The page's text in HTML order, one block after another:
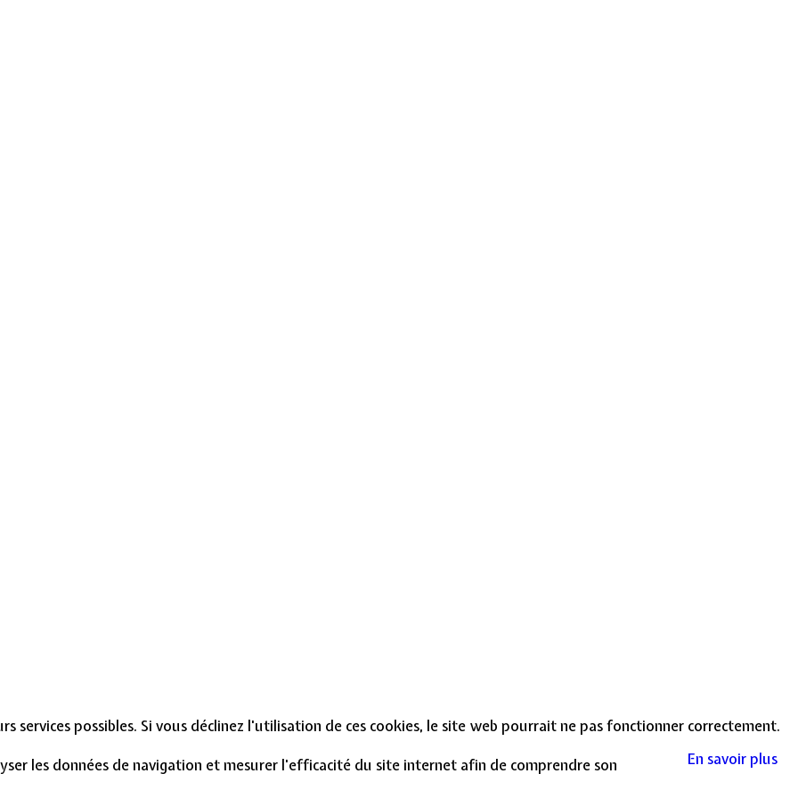
services possibles. Si vous déclinez l'utilisation de ces cookies, le site web pourrait ne pas fonctionner correctement.
En savoir plus
les données de navigation et mesurer l'efficacité du site internet afin de comprendre son